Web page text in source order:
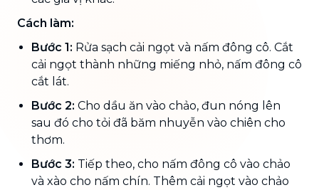
Cách làm:
Bước 1: Rửa sạch cải ngọt và nấm đông cô. Cắt
cải ngọt thành những miếng nhỏ, nấm đông cô
cắt lát.
Bước 2: Cho dầu ăn vào chảo, đun nóng lên
sau đó cho tỏi đã băm nhuyễn vào chiên cho
thơm.
Bước 3: Tiếp theo, cho nấm đông cô vào chảo
và xào cho nấm chín. Thêm cải ngọt vào chảo